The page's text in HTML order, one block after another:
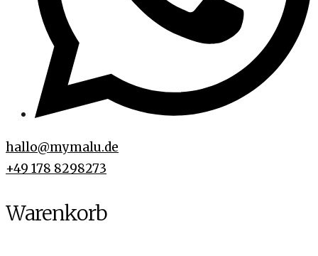
hallo@mymalu.de
+49 178 8298273
Warenkorb